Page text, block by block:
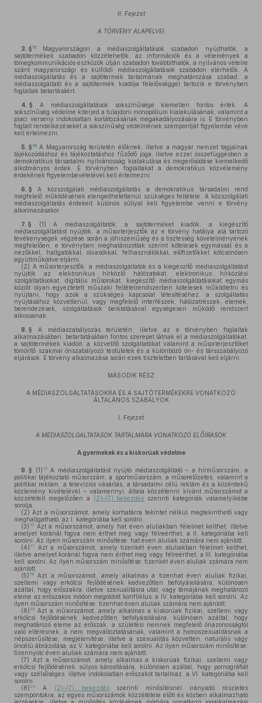
II. Fejezet
A TÖRVÉNY ALAPELVEI
3. § 13
Magyarországon a médiaszolgáltatások szabadon nyújthatók, a
sajtótermékek szabadon közzétehetők, az információk és a vélemények a
tömegkommunikációs eszközök útján szabadon továbbíthatók, a nyilvános vételre
szánt magyarországi és külföldi médiaszolgáltatások szabadon elérhetők. A
médiaszolgáltatás és a sajtótermék tartalmának meghatározása szabad, a
médiaszolgáltató és a sajtótermék kiadója felelősséggel tartozik e törvényben
foglaltak betartásáért.
4. § A médiaszolgáltatások sokszínűsége kiemelten fontos érték. A
sokszínűség védelme kiterjed a tulajdoni monopólium kialakulásának, valamint a
piaci verseny indokolatlan korlátozásának megakadályozására is. E törvényben
foglalt rendelkezéseket a sokszínűség védelmének szempontját figyelembe véve
kell értelmezni.
5. § 14 A Magyarország területén élőknek, illetve a magyar nemzet tagjainak
tájékozódáshoz és tájékoztatáshoz fűződő joga, illetve ezzel összefüggésben a
demokratikus társadalmi nyilvánosság kialakulása és megerősödése kiemelkedő
alkotmányos érdek. E törvényben foglaltakat a demokratikus közvélemény
érdekének figyelembevételével kell értelmezni.
6. § A közszolgálati médiaszolgáltatás a demokratikus társadalmi rend
megfelelő működésének elengedhetetlenül szükséges feltétele. A közszolgálati
médiaszolgáltatás érdekeit különös súllyal kell figyelembe venni e törvény
alkalmazásakor.
7. § (1) A médiaszolgáltatók, a sajtóterméket kiadók, a kiegészítő
médiaszolgáltatást nyújtók, a műsorterjesztők az e törvény hatálya alá tartozó
tevékenységek végzése során a jóhiszeműség és a tisztesség követelményének
megfelelően, e törvényben meghatározottak szerint kötelesek egymással és a
nézőkkel, hallgatókkal, olvasókkal, felhasználókkal, előfizetőkkel kölcsönösen
együttműködve eljárni.
(2) A műsorterjesztők, a médiaszolgáltatók és a kiegészítő médiaszolgáltatást
nyújtók az elektronikus hírközlő hálózatokat, elektronikus hírközlési
szolgáltatásokat, digitális műsorokat, kiegészítő médiaszolgáltatásokat egymás
között olyan egyeztetett műszaki feltételrendszerben kötelesek működtetni és
nyújtani, hogy azok a szükséges kapcsolat létesítéséhez, a szolgáltatás
nyújtásához közvetlenül, vagy megfelelő interfészek, hálózatrészek, elemek,
berendezések, szolgáltatások beiktatásával egységesen működő rendszert
alkossanak.
8. § A médiaszabályozás területén, illetve az e törvényben foglaltak
alkalmazásában, betartatásában fontos szerepet látnak el a médiaszolgáltatókat,
a sajtótermékek kiadóit, a közvetítő szolgáltatókat valamint a műsorterjesztőket
tömörítő szakmai önszabályozó testületek és a különböző ön- és társszabályozó
eljárások. E törvény alkalmazása során ezek tiszteletben tartásával kell eljárni.
MÁSODIK RÉSZ
A MÉDIASZOLGÁLTATÁSOKRA ÉS A SAJTÓTERMÉKEKRE VONATKOZÓ
ÁLTALÁNOS SZABÁLYOK
I. Fejezet
A MÉDIASZOLGÁLTATÁSOK TARTALMÁRA VONATKOZÓ ELŐÍRÁSOK
A gyermekek és a kiskorúak védelme
9. § (1) 15A médiaszolgáltatást nyújtó médiaszolgáltató – a hírműsorszám, a
politikai tájékoztató műsorszám, a sportműsorszám, a műsorelőzetes, valamint a
politikai reklám, a televíziós vásárlás, a társadalmi célú reklám és a közérdekű
közlemény kivételével – valamennyi, általa közzétenni kívánt műsorszámot a
közzétételt megelőzően a
(2)–(7) bekezdés szerinti kategóriák valamelyikébe
sorolja.
(2) Azt a műsorszámot, amely korhatárra tekintet nélkül megtekinthető vagy
meghallgatható, az I. kategóriába kell sorolni.
(3) 16 Azt a műsorszámot, amely hat éven aluliakban félelmet kelthet, illetve
amelyet koránál fogva nem érthet meg vagy félreérthet, a II. kategóriába kell
sorolni. Az ilyen műsorszám minősítése: hat éven aluliak számára nem ajánlott.
(4) 17
Azt a műsorszámot, amely tizenkét éven aluliakban félelmet kelthet,
illetve amelyet koránál fogva nem érthet meg vagy félreérthet, a III. kategóriába
kell sorolni. Az ilyen műsorszám minősítése: tizenkét éven aluliak számára nem
ajánlott.
(5) 18
Azt a műsorszámot, amely alkalmas a tizenhat éven aluliak fizikai,
szellemi vagy erkölcsi fejlődésének kedvezőtlen befolyásolására, különösen
azáltal, hogy erőszakra, illetve szexualitásra utal, vagy témájának meghatározó
eleme az erőszakos módon megoldott konfliktus, a IV. kategóriába kell sorolni. Az
ilyen műsorszám minősítése: tizenhat éven aluliak számára nem ajánlott.
(6) 19 Azt a műsorszámot, amely alkalmas a kiskorúak fizikai, szellemi vagy
erkölcsi fejlődésének kedvezőtlen befolyásolására, különösen azáltal, hogy
meghatározó eleme az erőszak, a születési nemnek megfelelő önazonosságtól
való eltérésnek, a nem megváltoztatásának, valamint a homoszexualitásnak a
népszerűsítése, megjelenítése, illetve a szexualitás közvetlen, naturális vagy
öncélú ábrázolása, az V. kategóriába kell sorolni. Az ilyen műsorszám minősítése:
tizennyolc éven aluliak számára nem ajánlott.
(7) Azt a műsorszámot, amely alkalmas a kiskorúak fizikai, szellemi vagy
erkölcsi fejlődésének súlyos károsítására, különösen azáltal, hogy pornográfiát
vagy szélsőséges, illetve indokolatlan erőszakot tartalmaz, a VI. kategóriába kell
sorolni.
(8) 20 A (2)–(7) bekezdésszerinti minősítésnél irányadó részletes
szempontokra, az egyes műsorszámok közzététele előtt és közben alkalmazható